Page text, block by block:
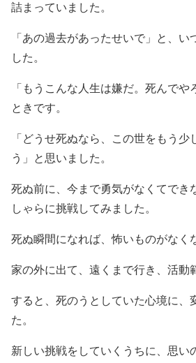
詰まっていました。
「あの過去があったせいで」と、い
した。
「もうこんな人生は嫌だ。死んで
ときです。
「どうせ死ぬなら、この世をもう少
う」と思いました。
死ぬ前に、今まで勇気がなくてでき
しゃらに挑戦してみました。
死ぬ瞬間になれば、怖いものがなく
家の外に出て、遠くまで行き、活動
すると、死のうとしていた心境に、
た。
新しい挑戦をしていくうちに、思い